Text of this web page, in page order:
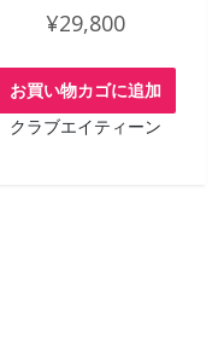
¥29,800
お買い物カゴに追加
クラブエイティーン